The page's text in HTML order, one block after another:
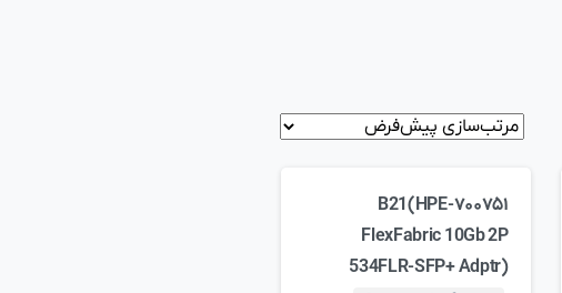
۷۰۰۷۵۱-B21(HPE
FlexFabric 10Gb 2P
534FLR-SFP+ Adptr)